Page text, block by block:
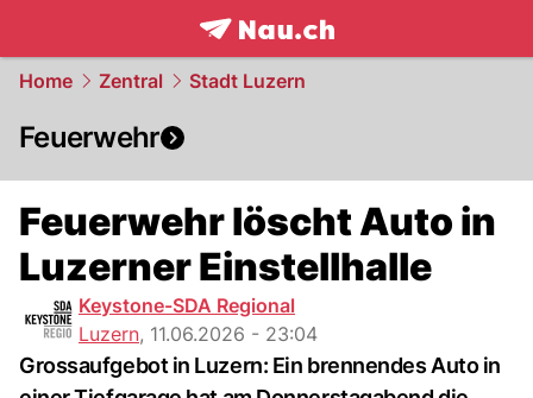
frontpage.NAU.ch
Home Zentral Stadt Luzern
Feuerwehr
Feuerwehr löscht Auto in
Luzerner Einstellhalle
Keystone-SDA Regional
Luzern, 11.06.2026 - 23:04
Grossaufgebot in Luzern: Ein brennendes Auto in